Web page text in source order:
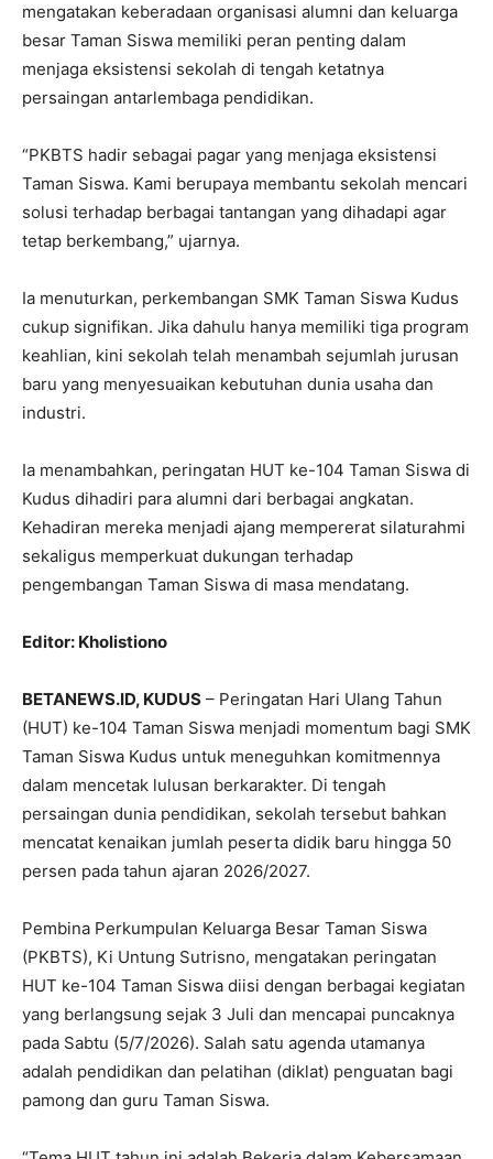
mengatakan keberadaan organisasi alumni dan keluarga
besar Taman Siswa memiliki peran penting dalam
menjaga eksistensi sekolah di tengah ketatnya
persaingan antarlembaga pendidikan.
“PKBTS hadir sebagai pagar yang menjaga eksistensi
Taman Siswa. Kami berupaya membantu sekolah mencari
solusi terhadap berbagai tantangan yang dihadapi agar
tetap berkembang,” ujarnya.
Ia menuturkan, perkembangan SMK Taman Siswa Kudus
cukup signifikan. Jika dahulu hanya memiliki tiga program
keahlian, kini sekolah telah menambah sejumlah jurusan
baru yang menyesuaikan kebutuhan dunia usaha dan
industri.
Ia menambahkan, peringatan HUT ke-104 Taman Siswa di
Kudus dihadiri para alumni dari berbagai angkatan.
Kehadiran mereka menjadi ajang mempererat silaturahmi
sekaligus memperkuat dukungan terhadap
pengembangan Taman Siswa di masa mendatang.
Editor: Kholistiono
BETANEWS.ID, KUDUS – Peringatan Hari Ulang Tahun
(HUT) ke-104 Taman Siswa menjadi momentum bagi SMK
Taman Siswa Kudus untuk meneguhkan komitmennya
dalam mencetak lulusan berkarakter. Di tengah
persaingan dunia pendidikan, sekolah tersebut bahkan
mencatat kenaikan jumlah peserta didik baru hingga 50
persen pada tahun ajaran 2026/2027.
Pembina Perkumpulan Keluarga Besar Taman Siswa
(PKBTS), Ki Untung Sutrisno, mengatakan peringatan
HUT ke-104 Taman Siswa diisi dengan berbagai kegiatan
yang berlangsung sejak 3 Juli dan mencapai puncaknya
pada Sabtu (5/7/2026). Salah satu agenda utamanya
adalah pendidikan dan pelatihan (diklat) penguatan bagi
pamong dan guru Taman Siswa.